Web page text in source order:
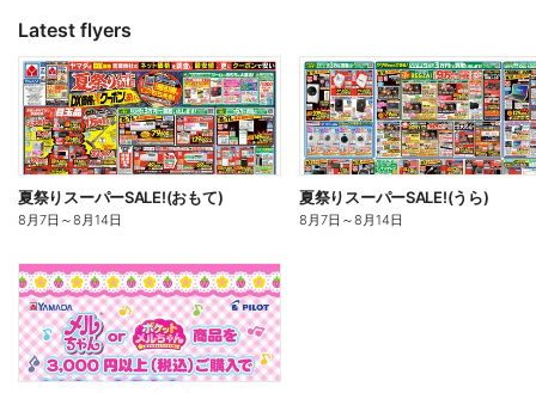
Latest flyers
夏祭りスーパーSALE!(おもて)
8月7日 ～8月14日
夏祭りスーパーSALE!(うら)
8月7日 ～8月14日